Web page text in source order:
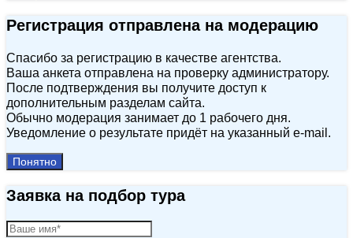
Регистрация отправлена на модерацию
Спасибо за регистрацию в качестве агентства.
Ваша анкета отправлена на проверку администратору.
После подтверждения вы получите доступ к
дополнительным разделам сайта.
Обычно модерация занимает до 1 рабочего дня.
Уведомление о результате придёт на указанный e‑mail.
Понятно
Заявка на подбор тура